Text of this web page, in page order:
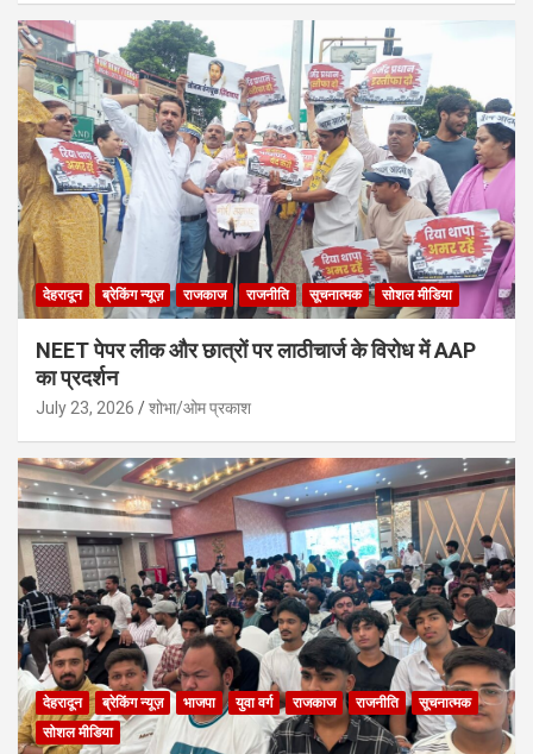
देहरादून ब्रेकिंग न्यूज़ राजकाज राजनीति सूचनात्मक सोशल मीडिया
NEET पेपर लीक और छात्रों पर लाठीचार्ज के विरोध में AAP
का प्रदर्शन
July 23, 2026 शोभा/ओम प्रकाश
देहरादून ब्रेकिंग न्यूज़ भाजपा युवा वर्ग राजकाज राजनीति
सूचनात्मक
सोशल मीडिया